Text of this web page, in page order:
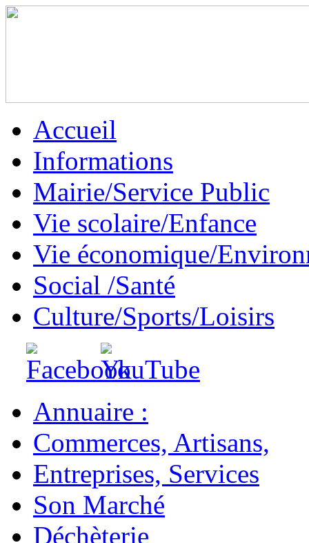
Accueil
Informations
Mairie/Service Public
Vie scolaire/Enfance
Vie économique/
Social /Santé
Culture/Sports/Loisirs
Annuaire :
Commerces, Artisans,
Entreprises, Services
Son Marché
Déchèterie